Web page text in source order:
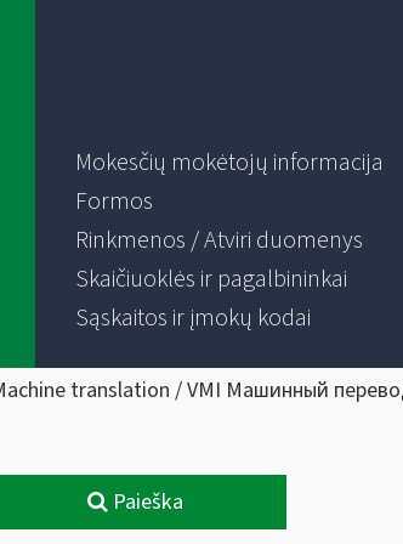
Mokesčių mokėtojų informacija
Formos
Rinkmenos / Atviri duomenys
Skaičiuoklės ir pagalbininkai
Sąskaitos ir įmokų kodai
translation / VMI Машинный
Paieška